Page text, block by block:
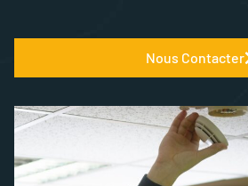
Nous Contacter